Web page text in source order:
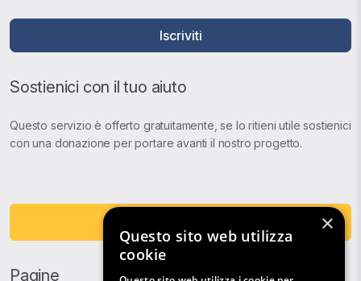
Iscriviti
Sostienici con il tuo aiuto
Questo servizio è offerto gratuitamente, se lo ritieni utile sostienici
con una donazione per portare avanti il nostro progetto.
Pagine
×
Questo sito web utilizza
cookie